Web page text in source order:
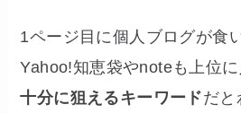
1ページ目に個人ブログが食
Yahoo!知恵袋やnoteも上位に
十分に狙えるキーワードだと